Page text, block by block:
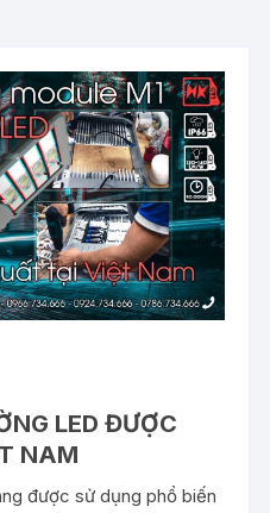
LED ĐƯỢC
NAM
được sử dụng phổ biến